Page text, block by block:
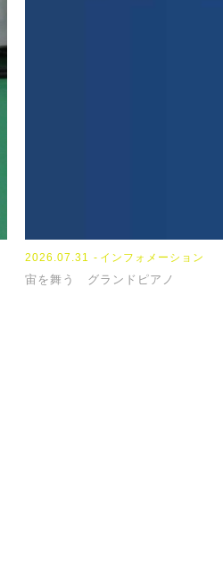
2026.07.31 インフォメーション
宙を舞う グランドピアノ
2023.08.08 NEWS
『お盆休み』
2024.01.18 TOPICS
【パンフレット】